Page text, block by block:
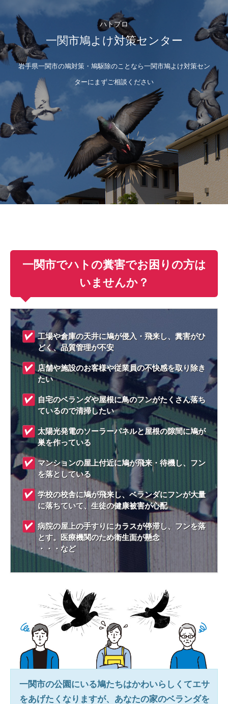
ハトプロ
一関市鳩よけ対策センター
岩手県一関市の鳩対策・鳩駆除のことなら一関市鳩よけ対策セン
ターにまずご相談ください
一関市でハトの糞害でお困りの方は
いませんか？
工場や倉庫の天井に鳩が侵入・飛来し、糞害がひ
どく、品質管理が不安
店舗や施設のお客様や従業員の不快感を取り除き
たい
自宅のベランダや屋根に鳥のフンがたくさん落ち
ているので清掃したい
太陽光発電のソーラーパネルと屋根の隙間に鳩が
巣を作っている
マンションの屋上付近に鳩が飛来・待機し、フン
を落としている
学校の校舎に鳩が飛来し、ベランダにフンが大量
に落ちていて、生徒の健康被害が心配
病院の屋上の手すりにカラスが停滞し、フンを落
とす。医療機関のため衛生面が懸念
・・・など
一関市の公園にいる鳩たちはかわいらしくてエサ
をあげたくなりますが、あなたの家のベランダを